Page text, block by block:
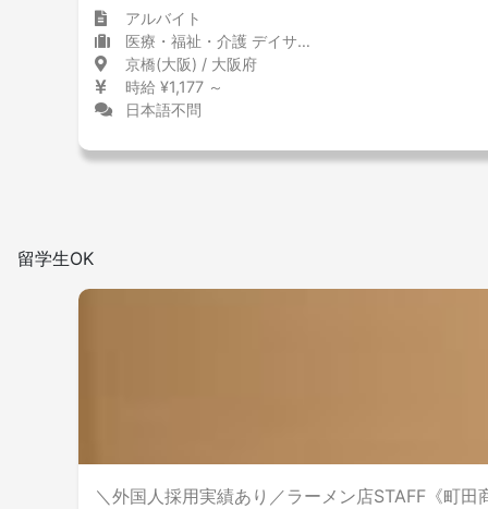
アルバイト
医療・福祉・介護 デイサービス
京橋(大阪) / 大阪府
時給 ¥1,177 ～
日本語不問
留学生OK
＼外国人採用実績あり／ラーメン店STAFF《町